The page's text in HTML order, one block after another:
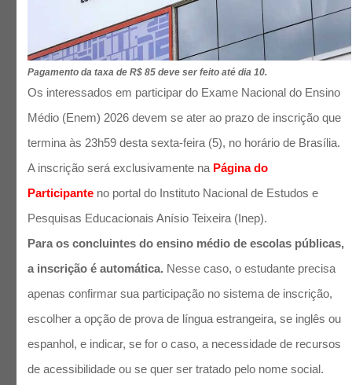
Pagamento da taxa de R$ 85 deve ser feito até dia 10.
Os interessados em participar do Exame Nacional do Ensino
Médio (Enem) 2026 devem se ater ao prazo de inscrição que
termina às 23h59 desta sexta-feira (5), no horário de Brasília.
A inscrição será exclusivamente na Página do
Participante no portal do Instituto Nacional de Estudos e
Pesquisas Educacionais Anísio Teixeira (Inep).
Para os concluintes do ensino médio de escolas públicas,
a inscrição é automática. Nesse caso, o estudante precisa
apenas confirmar sua participação no sistema de inscrição,
escolher a opção de prova de língua estrangeira, se inglês ou
espanhol, e indicar, se for o caso, a necessidade de recursos
de acessibilidade ou se quer ser tratado pelo nome social.